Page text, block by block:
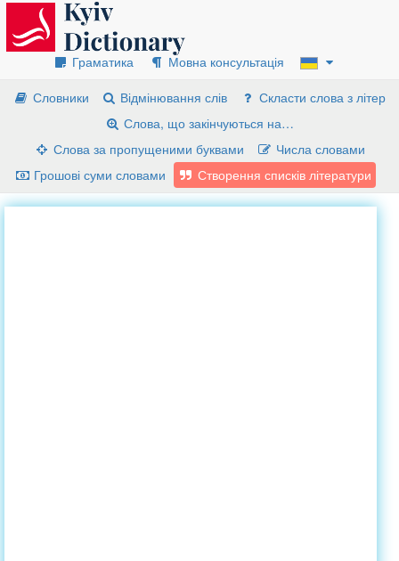
Граматика
Мовна консультація
Словники
Відмінювання слів
Скласти слова з літер
Слова, що закінчуються на…
Слова за пропущеними буквами
Числа словами
Грошові суми словами
Створення списків літератури